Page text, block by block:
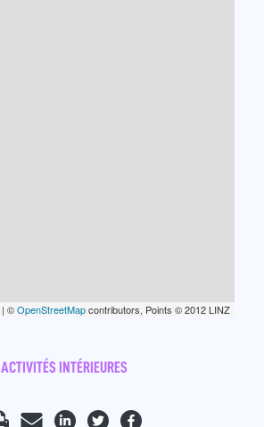
| ©OpenStreetMapcontributors, Points © 2012 LINZ
ACTIVITÉS INTÉRIEURES